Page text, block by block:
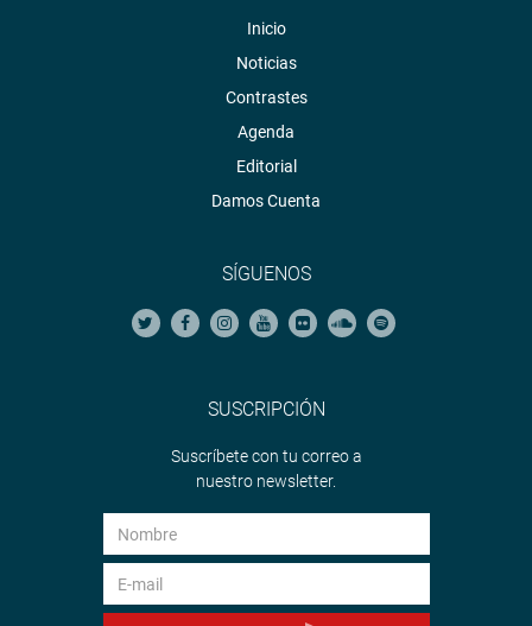
Inicio
Noticias
Contrastes
Agenda
Editorial
Damos Cuenta
SÍGUENOS
SUSCRIPCIÓN
Suscríbete con tu correo a
nuestro newsletter.